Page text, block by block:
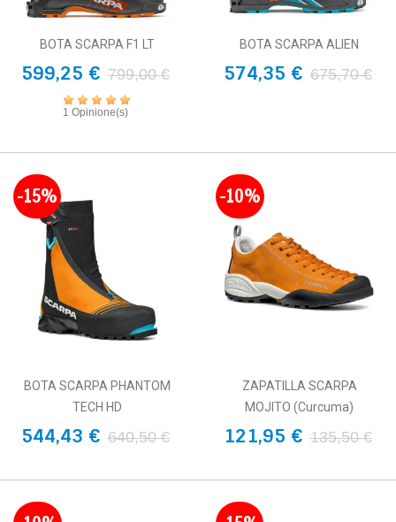
BOTA SCARPA F1 LT
599,25 € 799,00 €
1 Opinione(s)
BOTA SCARPA ALIEN
574,35 € 675,70 €
-15%
BOTA SCARPA PHANTOM
TECH HD
544,43 € 640,50 €
-10%
ZAPATILLA SCARPA
MOJITO (Curcuma)
121,95 € 135,50 €